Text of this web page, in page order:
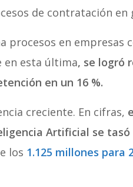
de contratación en
procesos en empresas
en esta última, se logró
en un 16 %.
creciente. En cifras,
Artificial se tasó
los 1.125 millones para